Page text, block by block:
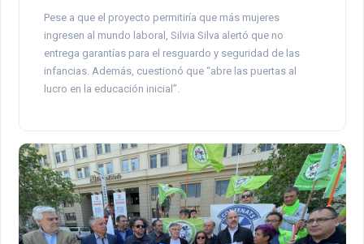
Pese a que el proyecto permitiría que más mujeres
ingresen al mundo laboral, Silvia Silva alertó que no
entrega garantías para el resguardo y seguridad de las
infancias. Además, cuestionó que “abre las puertas al
lucro en la educación inicial”.